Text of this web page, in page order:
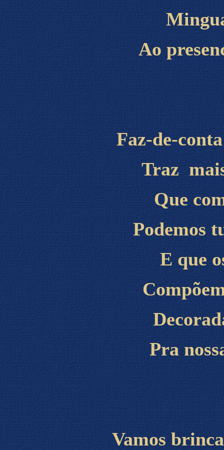
Ao
Faz-de-
Traz
Que
Podemos
E que
Pra
Vamos